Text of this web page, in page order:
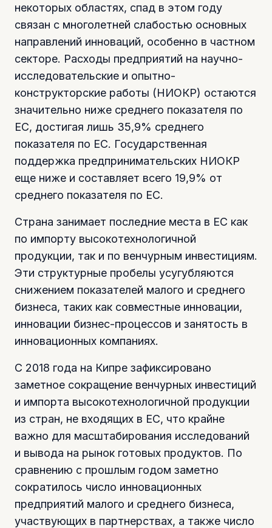
некоторых областях, спад в этом году
связан с многолетней слабостью основных
направлений инноваций, особенно в частном
секторе. Расходы предприятий на научно-
исследовательские и опытно-
конструкторские работы (НИОКР) остаются
значительно ниже среднего показателя по
ЕС, достигая лишь 35,9% среднего
показателя по ЕС. Государственная
поддержка предпринимательских НИОКР
еще ниже и составляет всего 19,9% от
среднего показателя по ЕС.
Страна занимает последние места в ЕС как
по импорту высокотехнологичной
продукции, так и по венчурным инвестициям.
Эти структурные пробелы усугубляются
снижением показателей малого и среднего
бизнеса, таких как совместные инновации,
инновации бизнес-процессов и занятость в
инновационных компаниях.
С 2018 года на Кипре зафиксировано
заметное сокращение венчурных инвестиций
и импорта высокотехнологичной продукции
из стран, не входящих в ЕС, что крайне
важно для масштабирования исследований
и вывода на рынок готовых продуктов. По
сравнению с прошлым годом заметно
сократилось число инновационных
предприятий малого и среднего бизнеса,
участвующих в партнерствах, а также число